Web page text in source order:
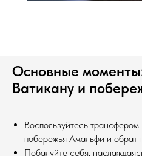
Основные
Ватикану и
Воспользуйтесь
побережья Амальфи и
Побалуйте себя,